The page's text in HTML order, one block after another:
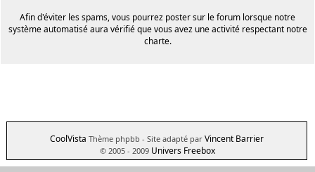
Afin d'éviter les spams, vous pourrez poster sur le forum lorsque notre
système automatisé aura vérifié que vous avez une activité respectant notre
charte.
CoolVista Thème phpbb - Site adapté par Vincent Barrier
© 2005 - 2009 Univers Freebox